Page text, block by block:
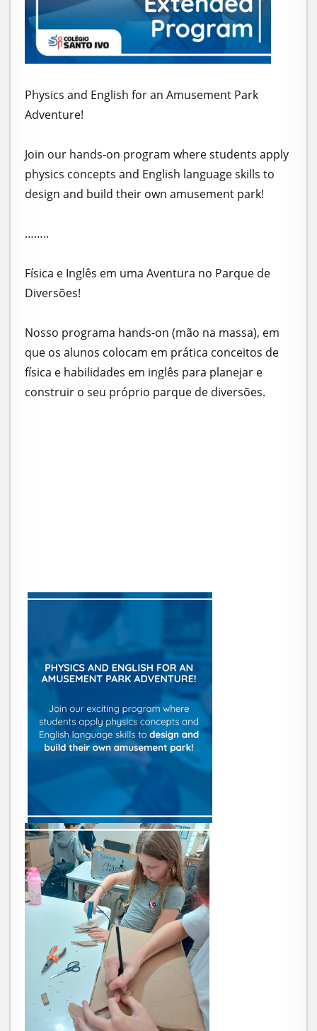
Physics and English for an Amusement Park
Adventure!
Join our hands-on program where students apply
physics concepts and English language skills to
design and build their own amusement park!
……..
Física e Inglês em uma Aventura no Parque de
Diversões!
Nosso programa hands-on (mão na massa), em
que os alunos colocam em prática conceitos de
física e habilidades em inglês para planejar e
construir o seu próprio parque de diversões.